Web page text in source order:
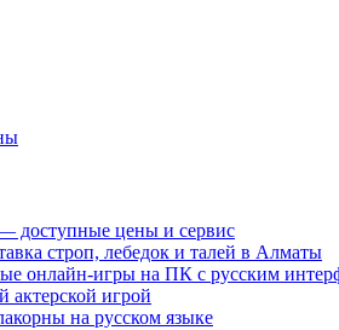
доступные цены и сервис
строп, лебедок и талей в Алматы
онлайн-игры на ПК с русским
актерской игрой
на русском языке